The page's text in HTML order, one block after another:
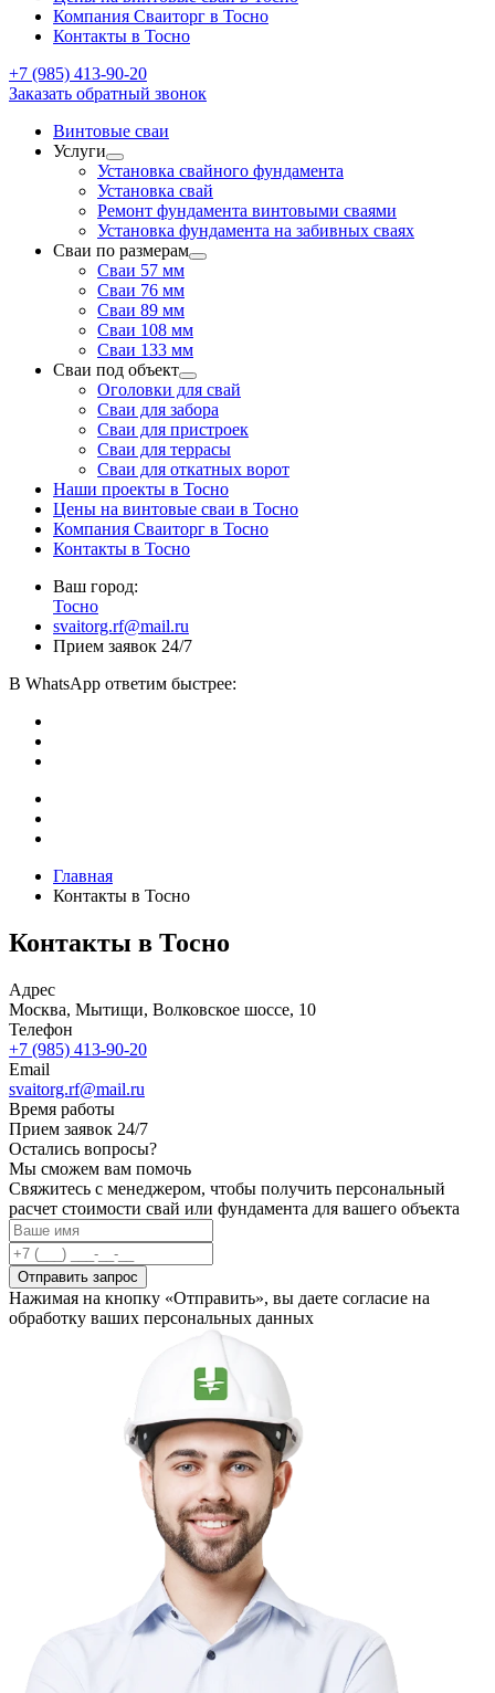
Компания Сваиторг в Тосно
Контакты в Тосно
+7 (985) 413-90-20
Заказать обратный звонок
Винтовые сваи
Услуги
Установка свайного фундамента
Установка свай
Ремонт фундамента винтовыми сваями
Установка фундамента на забивных сваях
Сваи по размерам
Сваи 57 мм
Сваи 76 мм
Сваи 89 мм
Сваи 108 мм
Сваи 133 мм
Сваи под объект
Оголовки для свай
Сваи для забора
Сваи для пристроек
Сваи для террасы
Сваи для откатных ворот
Наши проекты в Тосно
Цены на винтовые сваи в Тосно
Компания Сваиторг в Тосно
Контакты в Тосно
Ваш город:
Тосно
svaitorg.rf@mail.ru
Прием заявок 24/7
В WhatsApp ответим быстрее:
Главная
Контакты в Тосно
Контакты в Тосно
Адрес
Москва, Мытищи, Волковское шоссе, 10
Телефон
+7 (985) 413-90-20
Email
svaitorg.rf@mail.ru
Время работы
Прием заявок 24/7
Остались вопросы?
Мы сможем вам помочь
Свяжитесь с менеджером, чтобы получить персональный
расчет стоимости свай или фундамента для вашего объекта
Отправить запрос
Нажимая на кнопку «Отправить», вы даете согласие на
обработку ваших персональных данных